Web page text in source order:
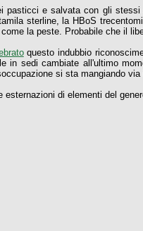
pasticci e salvata con gli
sterline, la HBoS
la peste. Probabile che il
questo indubbio
in sedi cambiate all'ultimo
si sta mangiando
di elementi del